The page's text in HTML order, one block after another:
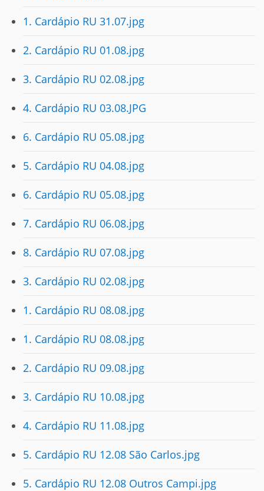
1. Cardápio RU 31.07.jpg
2. Cardápio RU 01.08.jpg
3. Cardápio RU 02.08.jpg
4. Cardápio RU 03.08.JPG
6. Cardápio RU 05.08.jpg
5. Cardápio RU 04.08.jpg
6. Cardápio RU 05.08.jpg
7. Cardápio RU 06.08.jpg
8. Cardápio RU 07.08.jpg
3. Cardápio RU 02.08.jpg
1. Cardápio RU 08.08.jpg
1. Cardápio RU 08.08.jpg
2. Cardápio RU 09.08.jpg
3. Cardápio RU 10.08.jpg
4. Cardápio RU 11.08.jpg
5. Cardápio RU 12.08 São Carlos.jpg
5. Cardápio RU 12.08 Outros Campi.jpg